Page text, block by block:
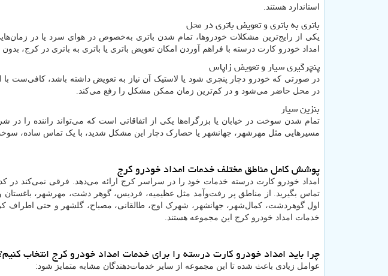
استاندارد هستند.
باتری به باتری و تعویض باتری در محل
یکی از رایج‌ترین مشکلات خودروها، تمام شدن باتری به‌خصوص در هوای سرد یا در
امداد خودرو کارت درسته با فراهم آوردن امکان تعویض باتری یا باتری به باتری در کرج،
پنچرگیری سیار و تعویض زاپاس
در صورتی که خودرو دچار پنچری شود یا لاستیک آن نیاز به تعویض داشته باشد، کافی‌ست با
در محل حاضر می‌شود و در کم‌ترین زمان ممکن مشکل را رفع می‌کند.
بنزین سیار
تمام شدن سوخت در خیابان یا بزرگراه‌ها یکی از اتفاقاتی است که می‌تواند راننده را در
مسیرهایی مثل مهرشهر، جهانشهر یا حصارک دچار این مشکل شدید، با یک تماس ساده،
پوشش کامل مناطق مختلف خدمات امداد خودرو کرج
امداد خودرو کارت درسته خدمات خود را در سراسر کرج ارائه می‌دهد. فرقی نمی‌کند
تماس بگیرید. از مناطق پر رفت‌وآمد مثل عظیمیه، فردیس، گوهر دشت، مهرشهر، باغستان و
اول گوهردشت، کمال‌شهر، جهانشهر، شهرک اوج، طالقانی، مصباح، گلشهر و حتی
خدمات امداد خودرو کرج این مجموعه هستند.
چرا باید امداد خودرو کارت درسته را برای خدمات امداد خودرو کرج انتخاب
عوامل زیادی باعث شده تا این مجموعه از سایر خدمات‌دهندگان مشابه متمایز شود: